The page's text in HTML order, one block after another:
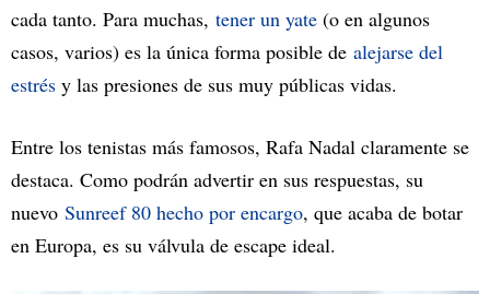
cada tanto. Para muchas, tener un yate (o en algunos
casos, varios) es la única forma posible de alejarse del
estrés y las presiones de sus muy públicas vidas.
Entre los tenistas más famosos, Rafa Nadal claramente se
destaca. Como podrán advertir en sus respuestas, su
nuevo Sunreef 80 hecho por encargo, que acaba de botar
en Europa, es su válvula de escape ideal.